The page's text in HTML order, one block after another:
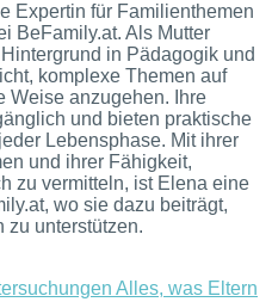
Expertin für Familienthemen
BeFamily.at. Als Mutter
in Pädagogik und
komplexe Themen auf
Weise anzugehen. Ihre
und bieten praktische
Lebensphase. Mit ihrer
und ihrer Fähigkeit,
zu vermitteln, ist Elena eine
wo sie dazu beiträgt,
zu unterstützen.